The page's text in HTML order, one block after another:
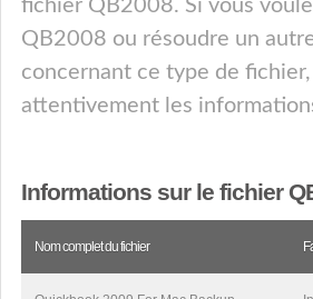
fichier QB2008. Si vous
QB2008 ou résoudre un
concernant ce type de
attentivement les
Informations sur le fichier
Nom complet du fichier